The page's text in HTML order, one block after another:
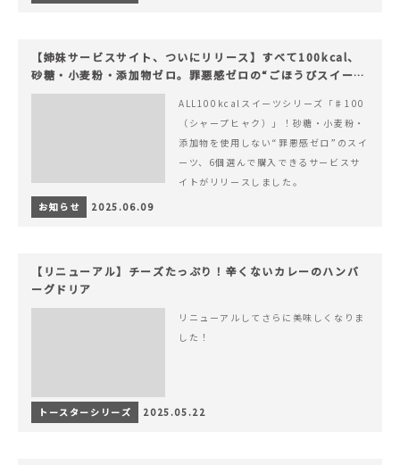
【姉妹サービスサイト、ついにリリース】すべて100kcal、
砂糖・小麦粉・添加物ゼロ。罪悪感ゼロの“ごほうびスイー
ツ”『#100（シャープ100）』
ALL100kcalスイーツシリーズ「♯100
（シャープヒャク）」！砂糖・小麦粉・
添加物を使用しない“罪悪感ゼロ”のスイ
ーツ、6個選んで購入できるサービスサ
イトがリリースしました。
お知らせ
2025.06.09
【リニューアル】チーズたっぷり！辛くないカレーのハンバ
ーグドリア
リニューアルしてさらに美味しくなりま
した！
トースターシリーズ 2025.05.22